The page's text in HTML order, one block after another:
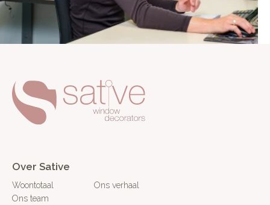
Over Sative
Woontotaal
Ons verhaal
Ons team